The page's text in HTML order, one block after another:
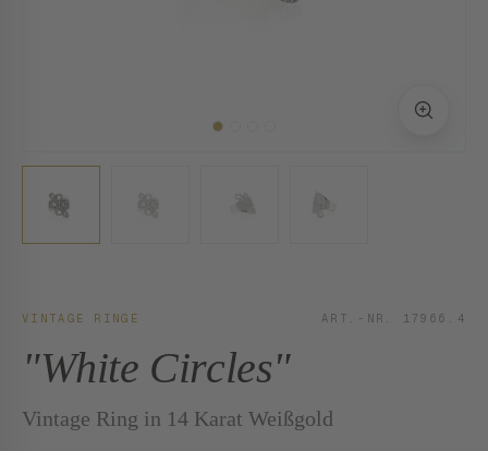
VINTAGE RINGE ART.-NR. 17966.4
"White Circles"
Vintage Ring in 14 Karat Weißgold